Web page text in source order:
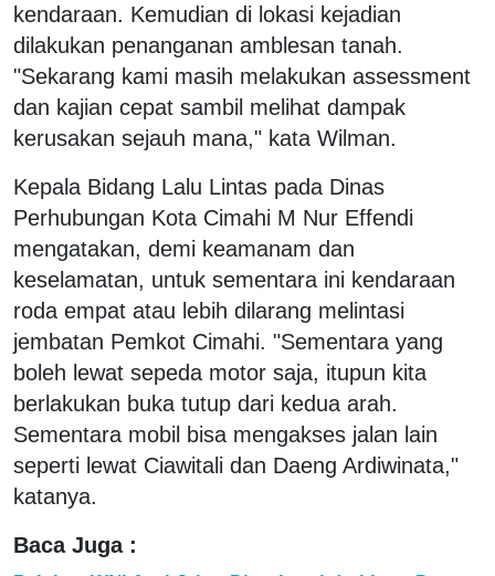
kendaraan. Kemudian di lokasi kejadian
dilakukan penanganan amblesan tanah.
"Sekarang kami masih melakukan assessment
dan kajian cepat sambil melihat dampak
kerusakan sejauh mana," kata Wilman.
Kepala Bidang Lalu Lintas pada Dinas
Perhubungan Kota Cimahi M Nur Effendi
mengatakan, demi keamanam dan
keselamatan, untuk sementara ini kendaraan
roda empat atau lebih dilarang melintasi
jembatan Pemkot Cimahi. "Sementara yang
boleh lewat sepeda motor saja, itupun kita
berlakukan buka tutup dari kedua arah.
Sementara mobil bisa mengakses jalan lain
seperti lewat Ciawitali dan Daeng Ardiwinata,"
katanya.
Baca Juga :